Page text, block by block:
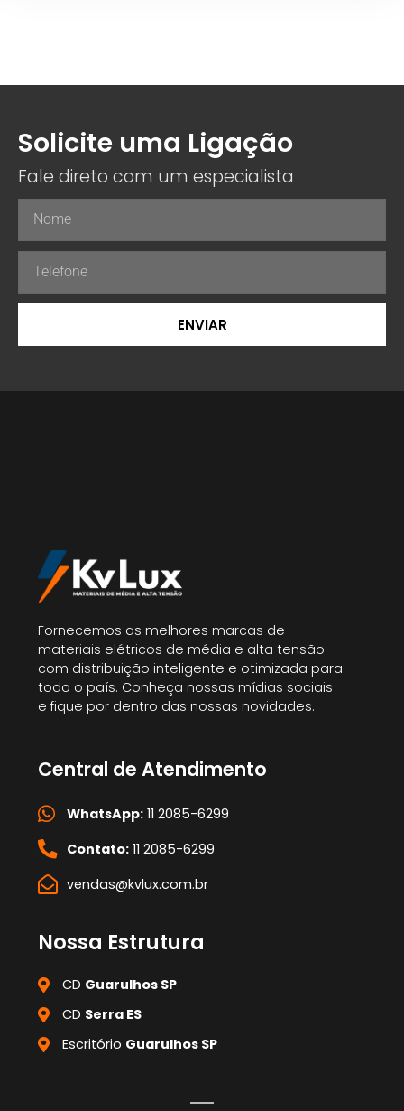
Solicite uma Ligação
Fale direto com um especialista
ENVIAR
Fornecemos as melhores marcas de
materiais elétricos de média e alta tensão
com distribuição inteligente e otimizada para
todo o país. Conheça nossas mídias sociais
e fique por dentro das nossas novidades.
Central de Atendimento
WhatsApp:11 2085-6299
Contato:11 2085-6299
vendas@kvlux.com.br
Nossa Estrutura
CD Guarulhos SP
CD Serra ES
Escritório Guarulhos SP